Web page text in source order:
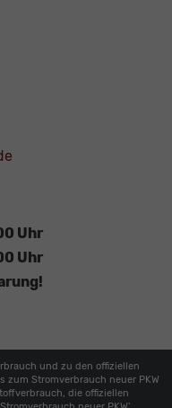
Uhr
Uhr
und zu den offiziellen
Stromverbrauch neuer PKW
die offiziellen